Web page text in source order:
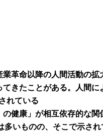
革命以降の人間活動の
きたことがある。人間
れている
健康」が相互依存的な
いものの、そこで示さ